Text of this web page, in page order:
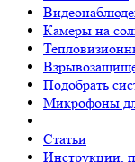
Камеры на
Подобрать
Микрофоны
Статьи
Инструкции,